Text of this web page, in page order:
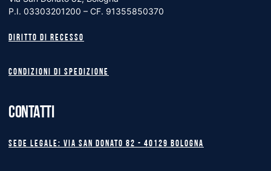
P.I. 03303201200 – CF. 91355850370
Diritto di recesso
Condizioni di spedizione
CONTATTI
Sede legale: Via San Donato 82 - 40129 BOLOGNA